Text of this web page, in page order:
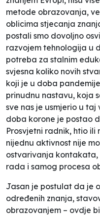
metode obrazovanja,
oblicima stjecanja
postali smo dovoljno
razvojem tehnologija u
potreba za stalnim
svjesna koliko novih
koji je u doba
prinudnu nastavu, koja
sve nas je usmjerio u
doba korone je postao
Prosvjetni radnik, htio
nijednu aktivnost nije
ostvarivanja kontakata,
rada i samog procesa
Jasan je postulat da je
određenih znanja,
obrazovanjem – ovdje